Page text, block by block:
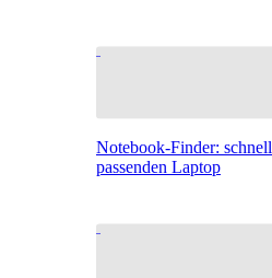
Notebook-Finder:
passenden Laptop